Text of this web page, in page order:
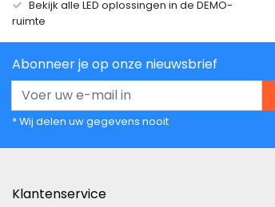
Bekijk alle LED oplossingen in de DEMO-
ruimte
Abonneer je op onze nieuwsbrief
* Wij delen uw gegevens nooit
Klantenservice